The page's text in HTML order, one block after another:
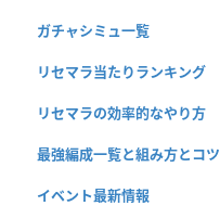
ガチャシミュ一覧
リセマラ当たりランキング
リセマラの効率的なやり方
最強編成一覧と組み方とコツ
イベント最新情報